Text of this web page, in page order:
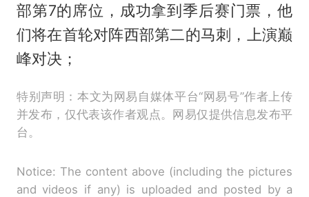
部第7的席位，成功拿到季后赛门票，他
们将在首轮对阵西部第二的马刺，上演巅
峰对决；
特别声明：本文为网易自媒体平台“网易号”作者上传
并发布，仅代表该作者观点。网易仅提供信息发布平
台。
Notice: The content above (including the pictures
and videos if any) is uploaded and posted by a